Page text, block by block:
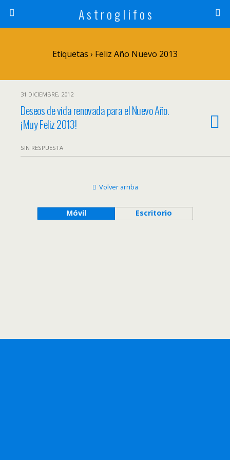
A s t r o g l i f o s
Etiquetas › Feliz Año Nuevo 2013
31 DICIEMBRE, 2012
Deseos de vida renovada para el Nuevo Año.
¡Muy Feliz 2013!
SIN RESPUESTA
Volver arriba
Móvil Escritorio